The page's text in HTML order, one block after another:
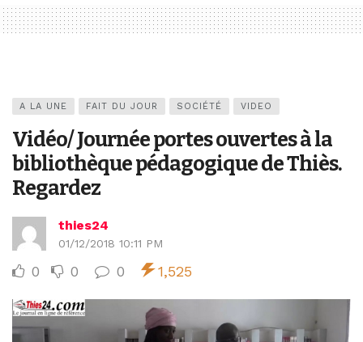
A LA UNE FAIT DU JOUR SOCIÉTÉ VIDEO
Vidéo/ Journée portes ouvertes à la
bibliothèque pédagogique de Thiès.
Regardez
thies24
01/12/2018 10:11 PM
0 0 0 1,525